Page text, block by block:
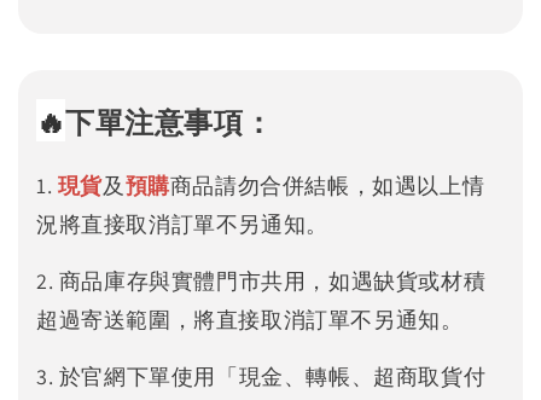
🔥下單注意事項：
1. 現貨及預購商品請勿合併結帳，如遇以上情
況將直接取消訂單不另通知。
2. 商品庫存與實體門市共用，如遇缺貨或材積
超過寄送範圍，將直接取消訂單不另通知。
3. 於官網下單使用「現金、轉帳、超商取貨付